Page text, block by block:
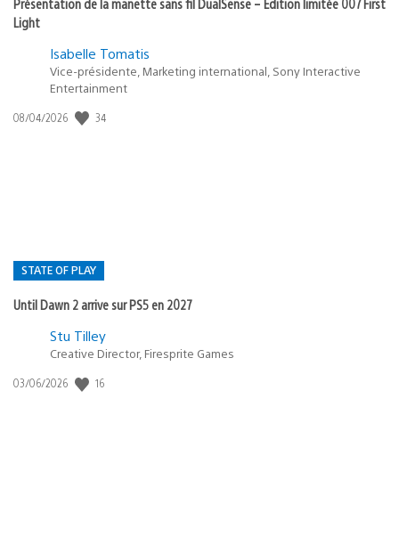
Light
Isabelle Tomatis
Vice-présidente, Marketing international, Sony Interactive
Entertainment
Date
08/04/2026 34
STATE OF PLAY
Until Dawn 2 arrive sur PS5 en 2027
Postée
:
Stu Tilley
Creative Director, Firesprite Games
Date
03/06/2026 16